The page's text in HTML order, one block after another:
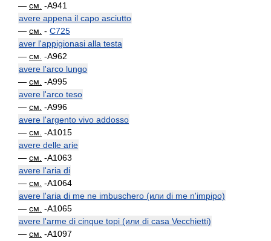
— см. -A941
avere appena il capo asciutto
— см. - C725
aver l'appigionasi alla testa
— см. -A962
avere l'arco lungo
— см. -A995
avere l'arco teso
— см. -A996
avere l'argento vivo addosso
— см. -A1015
avere delle arie
— см. -A1063
avere l'aria di
— см. -A1064
avere l'aria di me ne imbuschero (или di me n'impipo)
— см. -A1065
avere l'arme di cinque topi (или di casa Vecchietti)
— см. -A1097